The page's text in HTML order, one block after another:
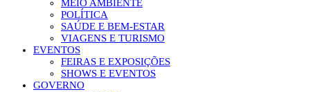
MEIO AMBIENTE
POLÍTICA
SAÚDE E BEM-ESTAR
VIAGENS E TURISMO
EVENTOS
FEIRAS E EXPOSIÇÕES
SHOWS E EVENTOS
GOVERNO